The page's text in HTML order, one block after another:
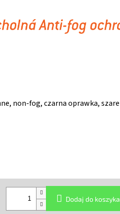
non-fog, czarna oprawka, szare
Dodaj do koszyka